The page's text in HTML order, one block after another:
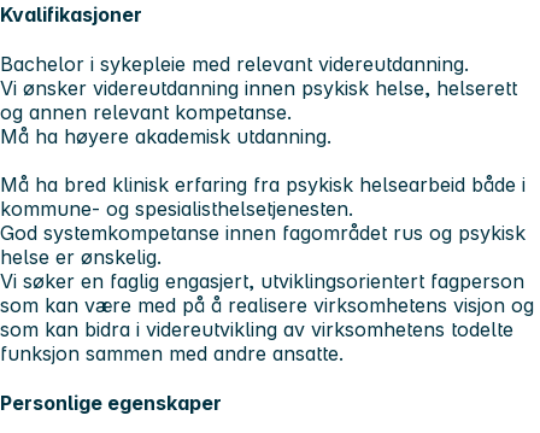
Kvalifikasjoner
Bachelor i sykepleie med relevant videreutdanning.
Vi ønsker videreutdanning innen psykisk helse, helserett
og annen relevant kompetanse.
Må ha høyere akademisk utdanning.
Må ha bred klinisk erfaring fra psykisk helsearbeid både i
kommune- og spesialisthelsetjenesten.
God systemkompetanse innen fagområdet rus og psykisk
helse er ønskelig.
Vi søker en faglig engasjert, utviklingsorientert fagperson
som kan være med på å realisere virksomhetens visjon og
som kan bidra i videreutvikling av virksomhetens todelte
funksjon sammen med andre ansatte.
Personlige egenskaper